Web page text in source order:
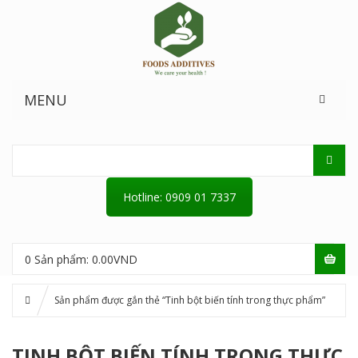
MENU
Hotline: 0909 01 7337
0 Sản phẩm: 0.00VND
Sản phẩm được gắn thẻ “Tinh bột biến tính trong thực phẩm”